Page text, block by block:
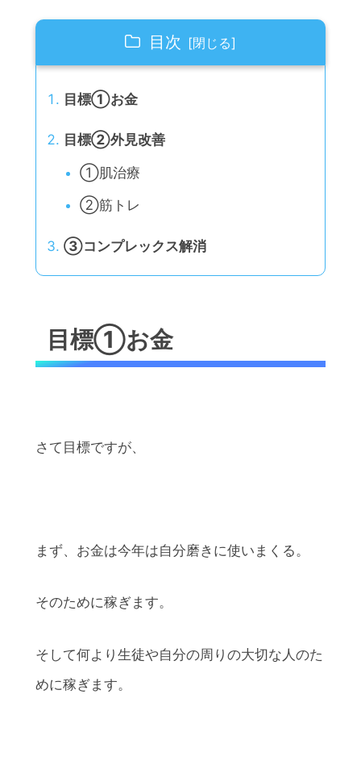
目次
目標①お金
目標②外見改善
①肌治療
②筋トレ
③コンプレックス解消
目標①お金
さて目標ですが、
まず、お金は今年は自分磨きに使いまくる。
そのために稼ぎます。
そして何より生徒や自分の周りの大切な人のた
めに稼ぎます。